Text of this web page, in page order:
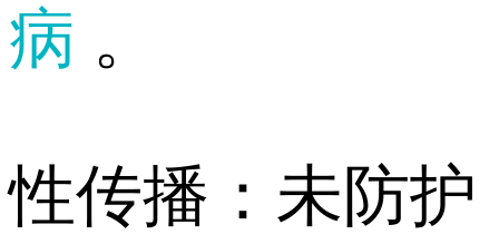
病 。
性传播：未防护